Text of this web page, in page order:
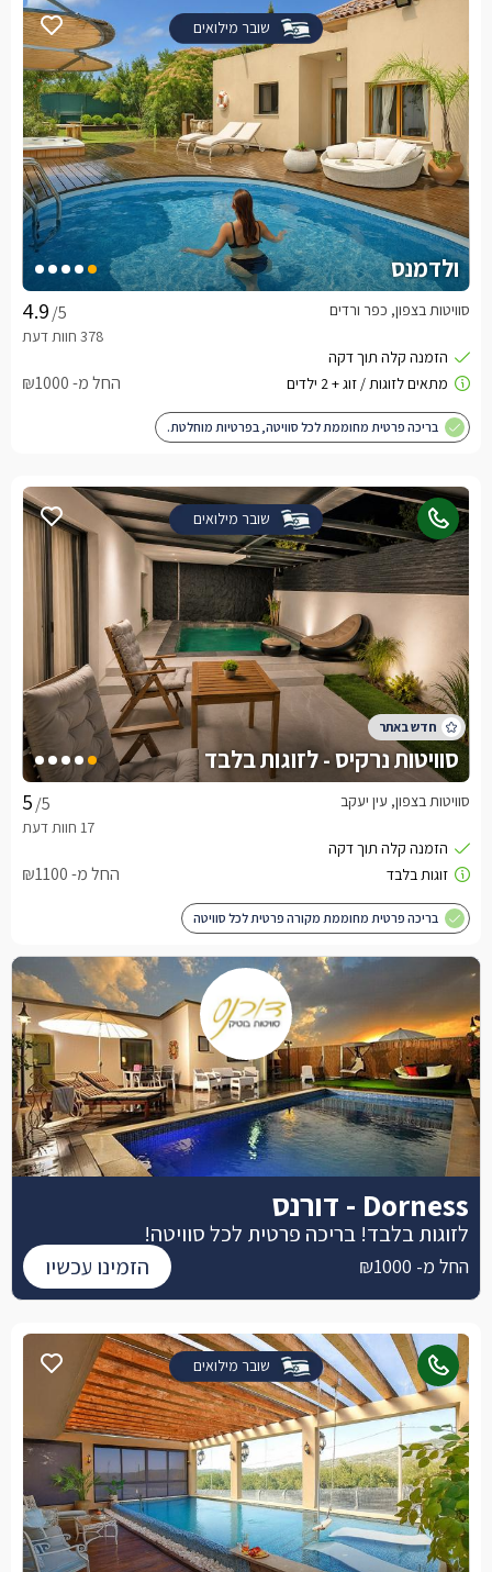
שובר מילואים
ולדמנס
/5 סוויטות בצפון, כפר ורדים
החל מ- ₪1000
בריכה פרטית מחוממת לכל סוויטה, בפרטיות מוחלטת.
שובר מילואים
סוויטות נרקיס - לזוגות בלבד
/5 סוויטות בצפון, עין יעקב
החל מ- ₪1100
בריכה פרטית מחוממת מקורה פרטית לכל סוויטה
שובר מילואים
Dorness - דורנס
לזוגות בלבד! בריכה פרטית לכל סוויטה!
החל מ- ₪1000 הזמינו עכשיו